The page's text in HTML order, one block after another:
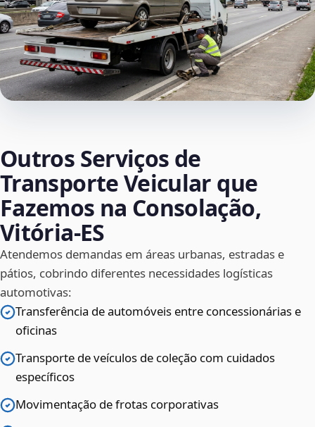
Outros Serviços de
Transporte Veicular que
Fazemos na Consolação,
Vitória‑ES
Atendemos demandas em áreas urbanas, estradas e
pátios, cobrindo diferentes necessidades logísticas
automotivas:
Transferência de automóveis entre concessionárias e
oficinas
Transporte de veículos de coleção com cuidados
específicos
Movimentação de frotas corporativas